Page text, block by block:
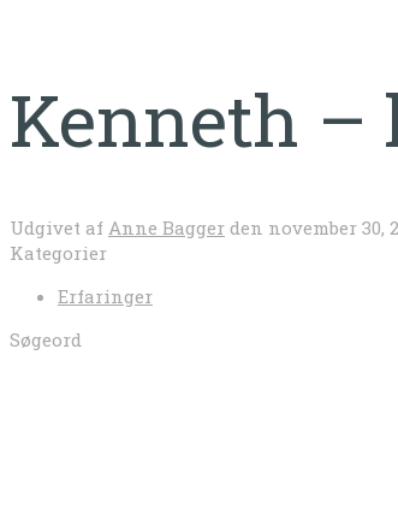
Kenneth –
Udgivet af Anne Bagger den november 30,
Kategorier
Erfaringer
Søgeord